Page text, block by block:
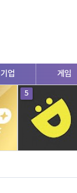
기업 게임
5